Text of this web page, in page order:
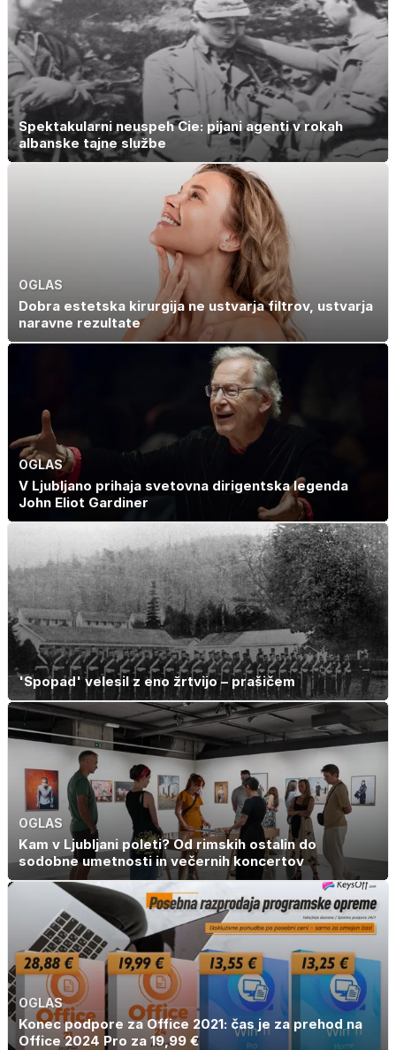
Spektakularni neuspeh Cie: pijani agenti v rokah
albanske tajne službe
OGLAS
Dobra estetska kirurgija ne ustvarja filtrov, ustvarja
naravne rezultate
OGLAS
V Ljubljano prihaja svetovna dirigentska legenda
John Eliot Gardiner
'Spopad' velesil z eno žrtvijo – prašičem
OGLAS
Kam v Ljubljani poleti? Od rimskih ostalin do
sodobne umetnosti in večernih koncertov
OGLAS
Konec podpore za Office 2021: čas je za prehod na
Office 2024 Pro za 19,99 €